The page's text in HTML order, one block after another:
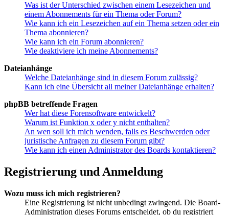
Was ist der Unterschied zwischen einem Lesezeichen und
einem Abonnements für ein Thema oder Forum?
Wie kann ich ein Lesezeichen auf ein Thema setzen oder ein
Thema abonnieren?
Wie kann ich ein Forum abonnieren?
Wie deaktiviere ich meine Abonnements?
Dateianhänge
Welche Dateianhänge sind in diesem Forum zulässig?
Kann ich eine Übersicht all meiner Dateianhänge erhalten?
phpBB betreffende Fragen
Wer hat diese Forensoftware entwickelt?
Warum ist Funktion x oder y nicht enthalten?
An wen soll ich mich wenden, falls es Beschwerden oder
juristische Anfragen zu diesem Forum gibt?
Wie kann ich einen Administrator des Boards kontaktieren?
Registrierung und Anmeldung
Wozu muss ich mich registrieren?
Eine Registrierung ist nicht unbedingt zwingend. Die Board-
Administration dieses Forums entscheidet, ob du registriert